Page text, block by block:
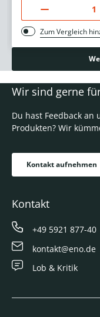
Zum Vergleich
Wir sind gerne
Du hast Feedback an
Produkten? Wir
Kontakt aufnehmen
Kontakt
+49 5921 877-40
kontakt@eno.de
Lob & Kritik